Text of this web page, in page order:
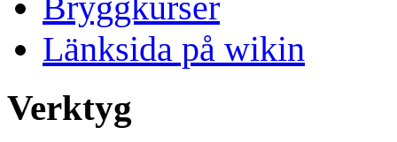
Länksida på wikin
Verktyg